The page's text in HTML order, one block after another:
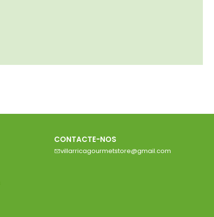
CONTACTE-NOS
villarricagourmetstore@gmail.com